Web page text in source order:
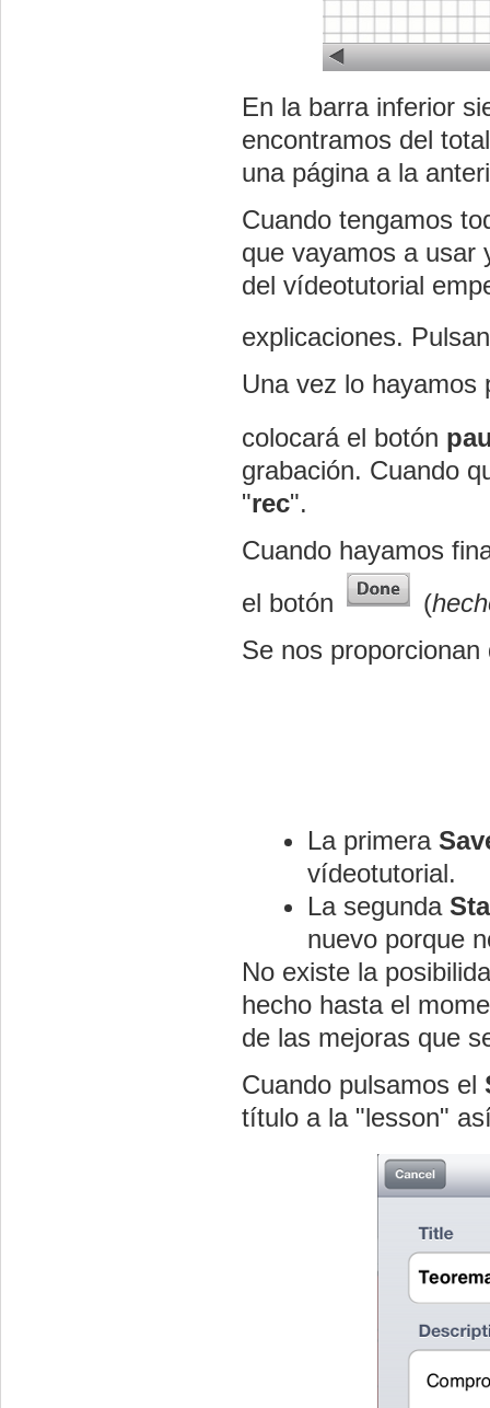
En la barra inferior
encontramos del
una página a la
Cuando tengamos
que vayamos a usar
del vídeotutorial
explicaciones.
Una vez lo hayamos
colocará el botón
grabación. Cuando
"rec".
Cuando hayamos
el botón
(
Se nos
La primera
vídeotutorial.
La segunda
nuevo porque
No existe la
hecho hasta el
de las mejoras que
Cuando pulsamos el
título a la "lesson"